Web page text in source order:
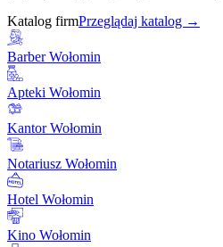
Katalog firmPrzeglądaj katalog →
Barber Wołomin
Apteki Wołomin
Kantor Wołomin
Notariusz Wołomin
Hotel Wołomin
Kino Wołomin